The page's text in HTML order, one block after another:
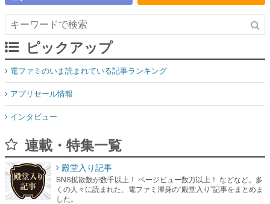
ピックアップ
電ファミのいま読まれている記事ランキング
アプリセール情報
インタビュー
連載・特集一覧
殿堂入り記事
SNS拡散数が数千以上！ ページビュー数万以上！ などなど。多
くの人々に読まれた、電ファミ渾身の“殿堂入り”記事をまとめま
した。